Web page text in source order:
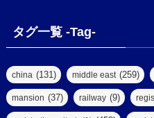
(2)
(1)
(2)
タグ一覧 -Tag-
china (131) middle east(259)
mansion (37) railway (9)